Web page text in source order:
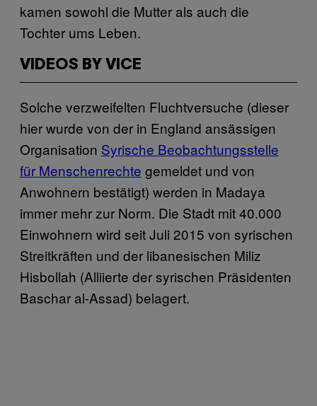
kamen sowohl die Mutter als auch die
Tochter ums Leben.
VIDEOS BY VICE
Solche verzweifelten Fluchtversuche (dieser
hier wurde von der in England ansässigen
Organisation Syrische Beobachtungsstelle
für Menschenrechte gemeldet und von
Anwohnern bestätigt) werden in Madaya
immer mehr zur Norm. Die Stadt mit 40.000
Einwohnern wird seit Juli 2015 von syrischen
Streitkräften und der libanesischen Miliz
Hisbollah (Alliierte der syrischen Präsidenten
Baschar al-Assad) belagert.